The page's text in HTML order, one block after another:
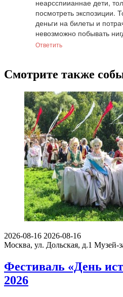
неарсспиианнае дети,
посмотреть экспозиции.
деньги на билеты и
невозможно побывать
Ответить
Смотрите также
2026-08-16 2026-08-16
Москва, ул. Дольская, д.1 Музей-
Фестиваль «День
2026